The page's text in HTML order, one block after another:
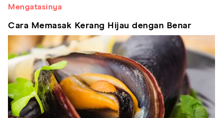
Mengatasinya
Cara Memasak Kerang Hijau dengan Benar